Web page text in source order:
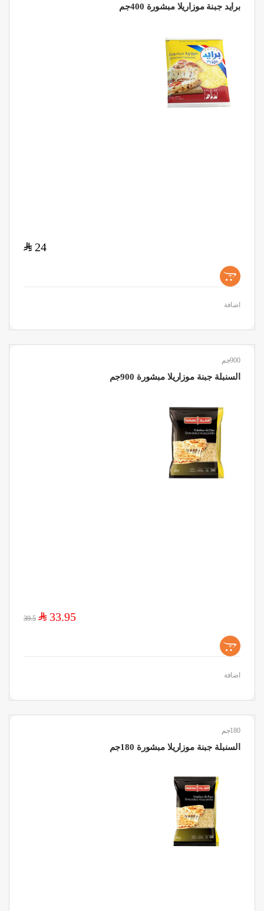
برايد جبنة موزاريلا مبشورة 400جم
24
$
+
اضافة
900جم
السنبلة جبنة موزاريلا مبشورة 900جم
33.95
$
39.5
+
اضافة
180جم
السنبلة جبنة موزاريلا مبشورة 180جم